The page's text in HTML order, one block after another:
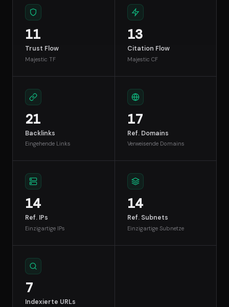
11
Trust Flow
Majestic TF
13
Citation Flow
Majestic CF
21
Backlinks
Eingehende Links
17
Ref. Domains
Verweisende Domains
14
Ref. IPs
Einzigartige IPs
14
Ref. Subnets
Einzigartige Subnetze
7
Indexierte URLs